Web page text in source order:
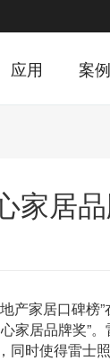
应用 案例
家居
产家居口碑榜
居品牌奖”
时使得雷士